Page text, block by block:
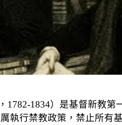
1782-1834）是基督新教
執行禁教政策，禁止所有